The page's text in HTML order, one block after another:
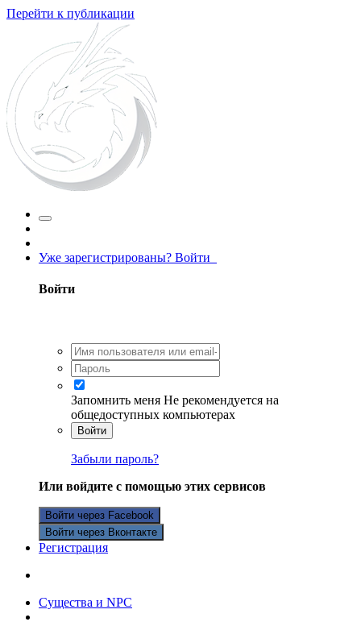
Перейти к публикации
Уже зарегистрированы? Войти
Войти
Запомнить меня Не рекомендуется на
общедоступных компьютерах
Войти
Забыли пароль?
Или войдите с помощью этих сервисов
Войти через Facebook
Войти через Вконтакте
Регистрация
Существа и NPC